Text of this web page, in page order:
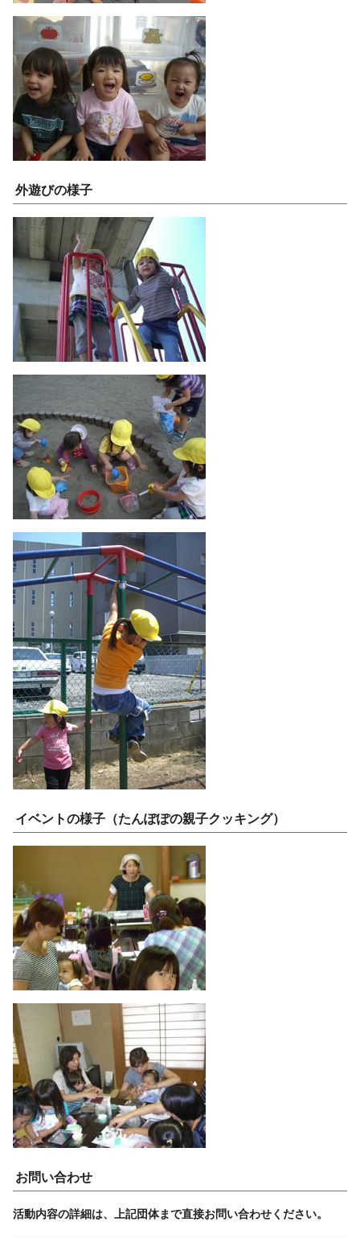
外遊びの様子
イベントの様子（たんぽぽの親子クッキング）
お問い合わせ
活動内容の詳細は、上記団体まで直接お問い合わせください。